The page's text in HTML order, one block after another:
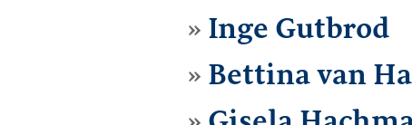
Inge Gutbrod
Bettina van